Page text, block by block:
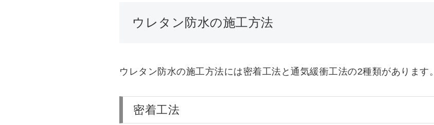
ウレタン防水の施工方法
ウレタン防水の施工方法には密着工法と通気緩衝工法の2種類があります。
密着工法